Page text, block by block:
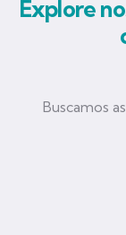
Explore
Buscamos